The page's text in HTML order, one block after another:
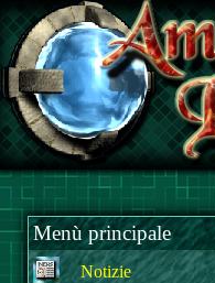
Menù principale
Notizie